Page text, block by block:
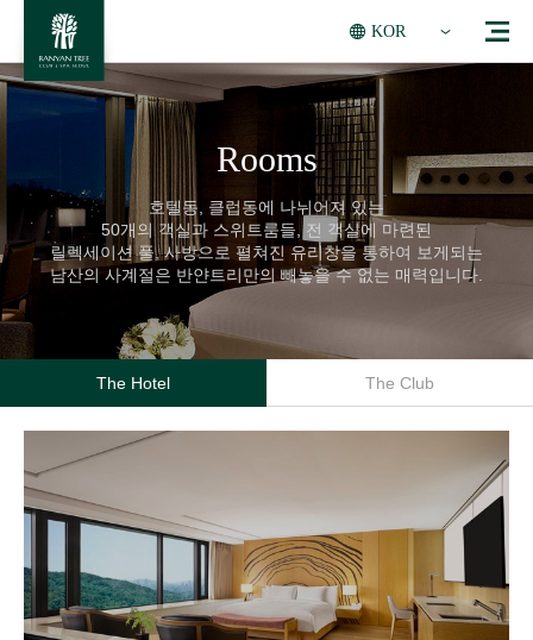
KOR
Rooms
호텔동, 클럽동에 나뉘어져 있는
50개의 객실과 스위트룸들, 전 객실에 마련된
릴렉세이션 풀, 사방으로 펼쳐진 유리창을 통하여 보게되는
남산의 사계절은 반얀트리만의 빼놓을 수 없는 매력입니다.
The Hotel The Club